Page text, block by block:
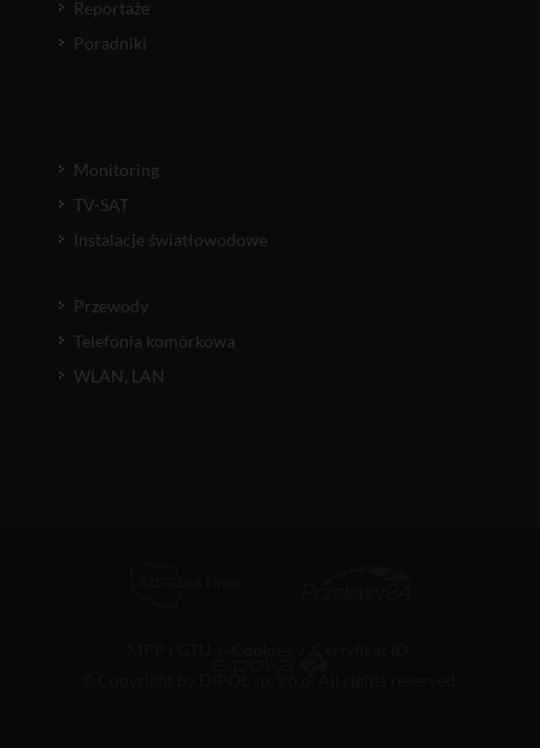
Reportaże
Poradniki
Monitoring
TV-SAT
Instalacje światłowodowe
Przewody
Telefonia komórkowa
WLAN, LAN